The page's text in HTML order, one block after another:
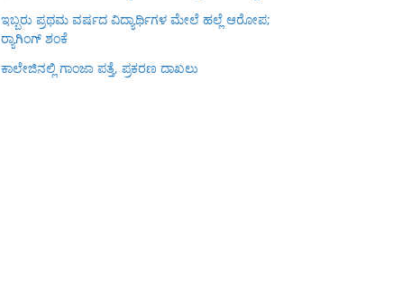
ಇಬ್ಬರು ಪ್ರಥಮ ವರ್ಷದ ವಿದ್ಯಾರ್ಥಿಗಳ ಮೇಲೆ ಹಲ್ಲೆ ಆರೋಪ;
ರ‍್ಯಾಗಿಂಗ್ ಶಂಕೆ
ಕಾಲೇಜಿನಲ್ಲಿ ಗಾಂಜಾ ಪತ್ತೆ, ಪ್ರಕರಣ ದಾಖಲು